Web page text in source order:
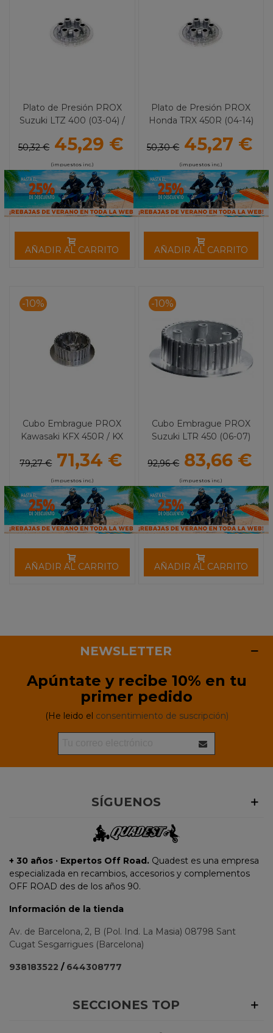
Plato de Presión PROX
Suzuki LTZ 400 (03-04) /
50,32 € 45,29 €
(impuestos inc.)
AÑADIR AL CARRITO
Plato de Presión PROX
Honda TRX 450R (04-14)
(02-16)
50,30 € 45,27 €
(impuestos inc.)
AÑADIR AL CARRITO
-10%
Cubo Embrague PROX
Kawasaki KFX 450R / KX
79,27 € 71,34 €
(impuestos inc.)
AÑADIR AL CARRITO
-10%
Cubo Embrague PROX
Suzuki LTR 450 (06-07)
92,96 € 83,66 €
(impuestos inc.)
AÑADIR AL CARRITO
NEWSLETTER
Apúntate y recibe 10% en tu
primer pedido
(He leido el consentimiento de suscripción)
SÍGUENOS
+ 30 años · Expertos Off Road. Quadest es una empresa
especializada en recambios, accesorios y complementos
OFF ROAD des de los años 90.
Información de la tienda
Av. de Barcelona, 2, B (Pol. Ind. La Masia) 08798 Sant
Cugat Sesgarrigues (Barcelona)
938183522 / 644308777
SECCIONES TOP